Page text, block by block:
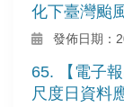
化下臺灣颱
發佈日期：
65. 【電子
尺度日資料